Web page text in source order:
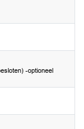
-optioneel